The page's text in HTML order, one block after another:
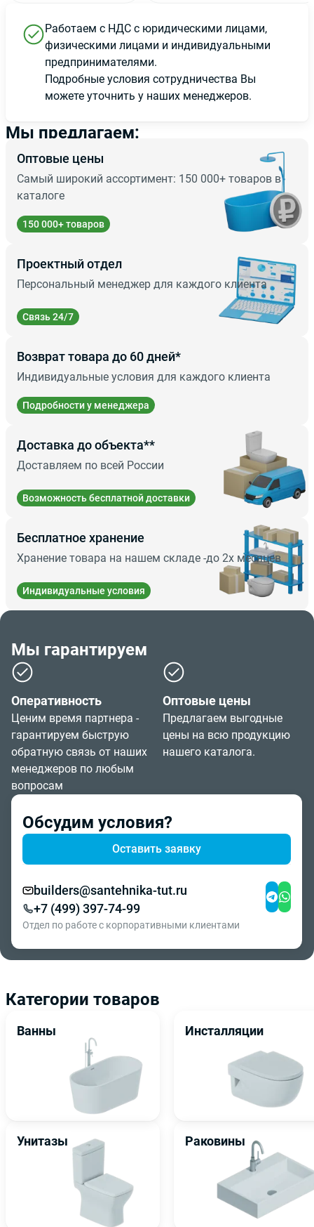
Работаем с НДС с юридическими лицами,
физическими лицами и индивидуальными
предпринимателями.
Подробные условия сотрудничества Вы
можете уточнить у наших менеджеров.
Мы предлагаем:
Оптовые цены
Самый широкий ассортимент: 150 000+ товаров в
каталоге
150 000+ товаров
Проектный отдел
Персональный менеджер для каждого клиента
Связь 24/7
Возврат товара до 60 дней*
Индивидуальные условия для каждого клиента
Подробности у менеджера
Доставка до объекта**
Доставляем по всей России
Возможность бесплатной доставки
Бесплатное хранение
Хранение товара на нашем складе -до 2х месяцев
Индивидуальные условия
Мы гарантируем
Оперативность
Ценим время партнера -
гарантируем быструю
обратную связь от наших
менеджеров по любым
вопросам
Оптовые цены
Предлагаем выгодные
цены на всю продукцию
нашего каталога.
Обсудим условия?
Оставить заявку
builders@santehnika-tut.ru
+7 (499) 397-74-99
Отдел по работе с корпоративными клиентами
Категории товаров
Ванны
Унитазы
Инсталляции
Раковины